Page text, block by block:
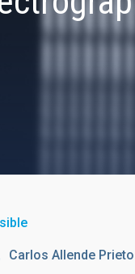
Carlos Allende Prieto